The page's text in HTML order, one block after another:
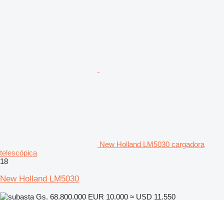
New Holland LM5030 cargadora
telescópica
18
New Holland LM5030
Gs. 68.800.000 EUR 10.000 ≈ USD 11.550